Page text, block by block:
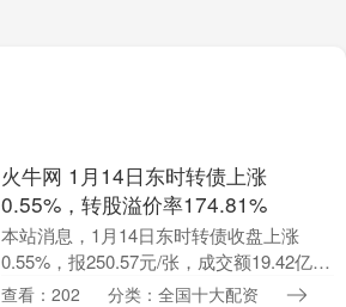
火牛网 1月14日东时转债上涨
0.55%，转股溢价率174.81%
本站消息，1月14日东时转债收盘上涨
0.55%，报250.57元/张，成交额19.42亿元
火牛网，转股溢价率174.81%。 资料显
查看：202 分类：全国十大配资